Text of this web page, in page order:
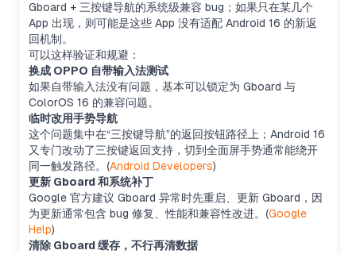
Gboard + 三按键导航的系统级兼容 bug；如果只在某几个
App 出现，则可能是这些 App 没有适配 Android 16 的新返
回机制。
可以这样验证和规避：
换成 OPPO 自带输入法测试
如果自带输入法没有问题，基本可以锁定为 Gboard 与
ColorOS 16 的兼容问题。
临时改用手势导航
这个问题集中在“三按键导航”的返回按钮路径上；Android 16
又专门改动了三按键返回支持，切到全面屏手势通常能绕开
同一触发路径。(Android Developers)
更新 Gboard 和系统补丁
Google 官方建议 Gboard 异常时先重启、更新 Gboard，因
为更新通常包含 bug 修复、性能和兼容性改进。(Google
Help)
清除 Gboard 缓存，不行再清数据